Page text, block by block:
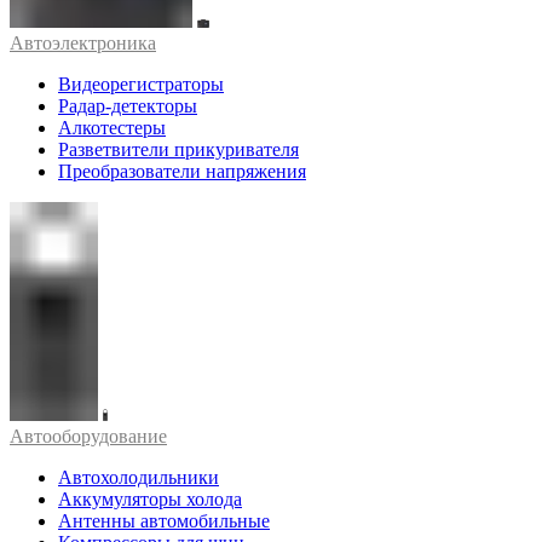
Автоэлектроника
Видеорегистраторы
Радар-детекторы
Алкотестеры
Разветвители прикуривателя
Преобразователи напряжения
Автооборудование
Автохолодильники
Аккумуляторы холода
Антенны автомобильные